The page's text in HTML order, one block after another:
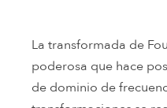
La transformada de
poderosa que hace
de dominio de